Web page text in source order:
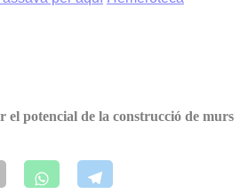
el potencial de la construcció de murs